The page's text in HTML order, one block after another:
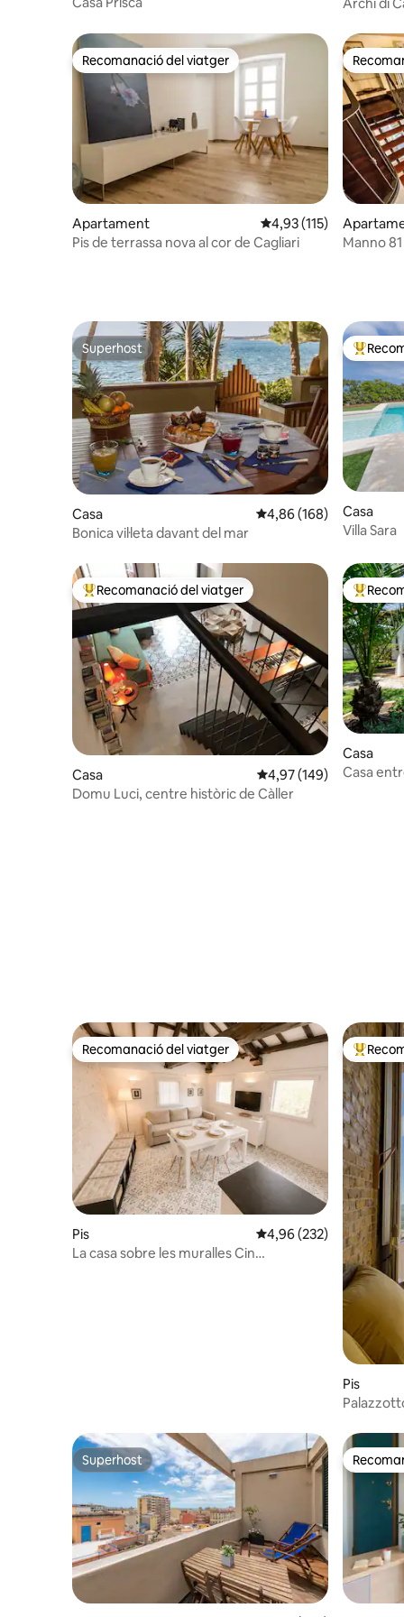
Recomanació del viatger
Recomanació del viatger
Apartament 4,93 de puntuació
4,93 (115)
Pis de terrassa nova al cor de Cagliari
Manno
Superhost
Superhost
Casa 4,86 de puntuació
4,86 (168)
Bonica vil·leta davant del mar
Casa
Villa Sara
Principals recomanacions dels viatgers
Recomanació del viatger
Casa 4,97 de puntuació
4,97 (149)
Domu Luci, centre històric de Càller
Casa
Casa
Recomanació del viatger
Recomanació del viatger
Pis 4,96 de puntuació
4,96 (232)
La casa sobre les muralles Cin
Pis
Superhost
Superhost